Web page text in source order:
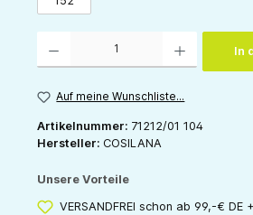
In
Auf meine Wunschliste...
Artikelnummer: 71212/01 104
Hersteller: COSILANA
Unsere Vorteile
VERSANDFREI schon ab 99,-€ DE